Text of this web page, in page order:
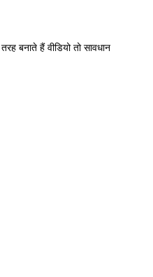
बनाते हैं वीडियो तो सावधान